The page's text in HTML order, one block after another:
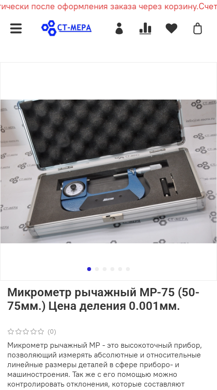
после оформления заказа через корзину.Счет
(0)
Микрометр рычажный МР-75 (50-
75мм.) Цена деления 0.001мм.
Микрометр рычажный МР - это высокоточный прибор,
позволяющий измерять абсолютные и относительные
линейные размеры деталей в сфере приборо- и
машиностроения. Так же с его помощью можно
контролировать отклонения, которые составляют